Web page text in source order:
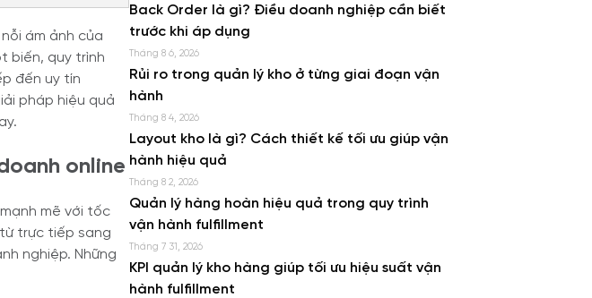
ám ảnh của
biến, quy trình
đến uy tín
pháp hiệu quả
online
mẽ với tốc
trực tiếp sang
nghiệp. Những
Back Order là gì? Điều doanh nghiệp cần biết
trước khi áp dụng
Tháng 8 6, 2026
Rủi ro trong quản lý kho ở từng giai đoạn vận
hành
Tháng 8 4, 2026
Layout kho là gì? Cách thiết kế tối ưu giúp vận
hành hiệu quả
Tháng 8 2, 2026
Quản lý hàng hoàn hiệu quả trong quy trình
vận hành fulfillment
Tháng 7 31, 2026
KPI quản lý kho hàng giúp tối ưu hiệu suất vận
hành fulfillment